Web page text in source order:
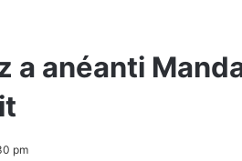
a anéanti
pm